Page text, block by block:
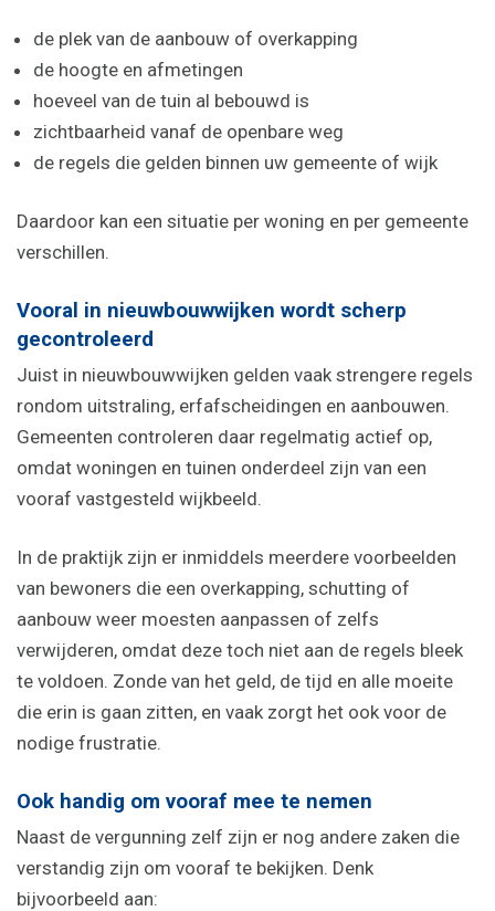
de plek van de aanbouw of overkapping
de hoogte en afmetingen
hoeveel van de tuin al bebouwd is
zichtbaarheid vanaf de openbare weg
de regels die gelden binnen uw gemeente of wijk
Daardoor kan een situatie per woning en per gemeente
verschillen.
Vooral in nieuwbouwwijken wordt scherp
gecontroleerd
Juist in nieuwbouwwijken gelden vaak strengere regels
rondom uitstraling, erfafscheidingen en aanbouwen.
Gemeenten controleren daar regelmatig actief op,
omdat woningen en tuinen onderdeel zijn van een
vooraf vastgesteld wijkbeeld.
In de praktijk zijn er inmiddels meerdere voorbeelden
van bewoners die een overkapping, schutting of
aanbouw weer moesten aanpassen of zelfs
verwijderen, omdat deze toch niet aan de regels bleek
te voldoen. Zonde van het geld, de tijd en alle moeite
die erin is gaan zitten, en vaak zorgt het ook voor de
nodige frustratie.
Ook handig om vooraf mee te nemen
Naast de vergunning zelf zijn er nog andere zaken die
verstandig zijn om vooraf te bekijken. Denk
bijvoorbeeld aan: